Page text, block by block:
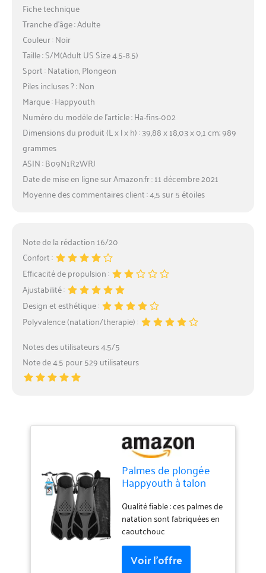
Fiche technique
Tranche d’âge : Adulte
Couleur : Noir
Taille : S/M(Adult US Size 4.5-8.5)
Sport : Natation, Plongeon
Piles incluses ? : Non
Marque : Happyouth
Numéro du modèle de l’article : Ha-fins-002
Dimensions du produit (L x l x h) : 39,88 x 18,03 x 0,1 cm; 989
grammes
ASIN : B09N1R2WRJ
Date de mise en ligne sur Amazon.fr : 11 décembre 2021
Moyenne des commentaires client : 4,5 sur 5 étoiles
Note de la rédaction 16/20
Confort :
Efficacité de propulsion :
Ajustabilité :
Design et esthétique :
Polyvalence (natation/therapie) :
Notes des utilisateurs 4.5/5
Note de 4.5 pour 529 utilisateurs
Palmes de plongée
Happyouth à talon
ouvert réglables -
Taille de voyage -
Avec sac en maille -
Pour la plongée avec
tuba, la plongée et la
natation - Pour
Qualité fiable : ces palmes de
natation sont fabriquées en
caoutchouc
thermoplastique élastique
de haute qualité (TPR) et
polypropylène (PP), léger,